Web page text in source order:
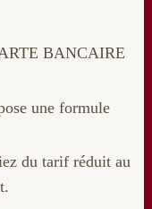
BANCAIRE
une formule
du tarif réduit au